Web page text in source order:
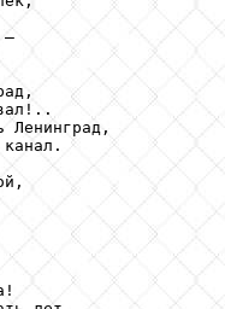
—
Ленинград,
канал.